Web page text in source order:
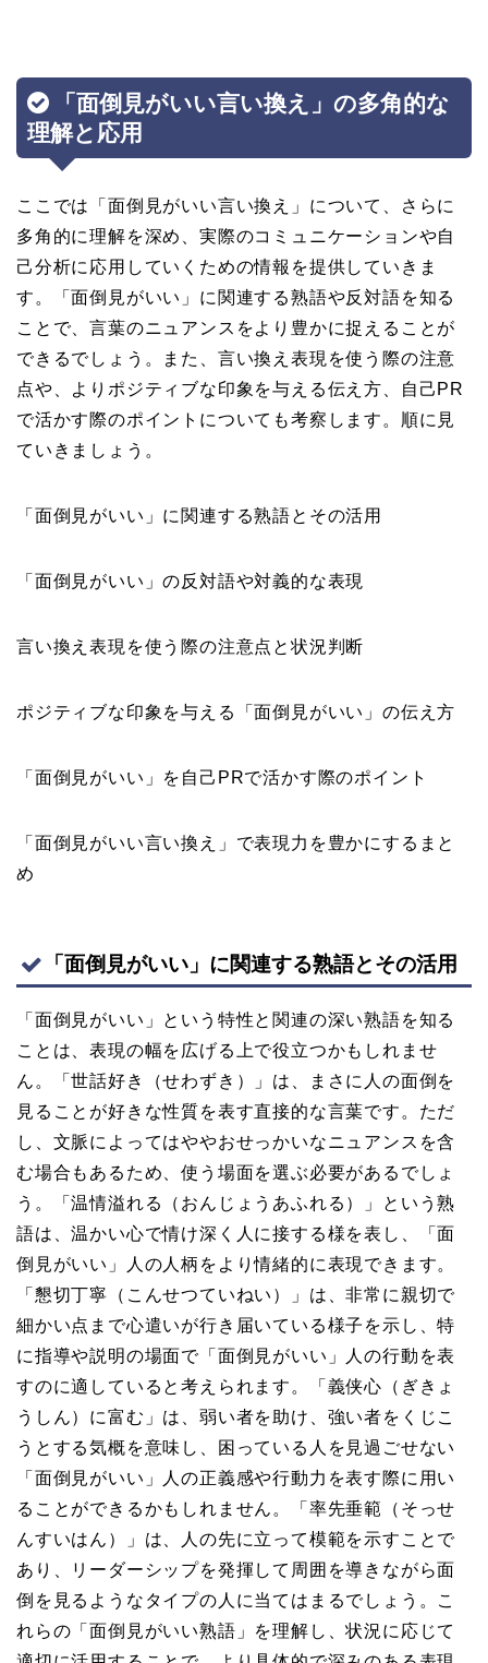
「面倒見がいい言い換え」の多角的な
理解と応用
ここでは「面倒見がいい言い換え」について、さらに
多角的に理解を深め、実際のコミュニケーションや自
己分析に応用していくための情報を提供していきま
す。「面倒見がいい」に関連する熟語や反対語を知る
ことで、言葉のニュアンスをより豊かに捉えることが
できるでしょう。また、言い換え表現を使う際の注意
点や、よりポジティブな印象を与える伝え方、自己PR
で活かす際のポイントについても考察します。順に見
ていきましょう。
「面倒見がいい」に関連する熟語とその活用
「面倒見がいい」の反対語や対義的な表現
言い換え表現を使う際の注意点と状況判断
ポジティブな印象を与える「面倒見がいい」の伝え方
「面倒見がいい」を自己PRで活かす際のポイント
「面倒見がいい言い換え」で表現力を豊かにするまと
め
「面倒見がいい」に関連する熟語とその活用
「面倒見がいい」という特性と関連の深い熟語を知る
ことは、表現の幅を広げる上で役立つかもしれませ
ん。「世話好き（せわずき）」は、まさに人の面倒を
見ることが好きな性質を表す直接的な言葉です。ただ
し、文脈によってはややおせっかいなニュアンスを含
む場合もあるため、使う場面を選ぶ必要があるでしょ
う。「温情溢れる（おんじょうあふれる）」という熟
語は、温かい心で情け深く人に接する様を表し、「面
倒見がいい」人の人柄をより情緒的に表現できます。
「懇切丁寧（こんせつていねい）」は、非常に親切で
細かい点まで心遣いが行き届いている様子を示し、特
に指導や説明の場面で「面倒見がいい」人の行動を表
すのに適していると考えられます。「義侠心（ぎきょ
うしん）に富む」は、弱い者を助け、強い者をくじこ
うとする気概を意味し、困っている人を見過ごせない
「面倒見がいい」人の正義感や行動力を表す際に用い
ることができるかもしれません。「率先垂範（そっせ
んすいはん）」は、人の先に立って模範を示すことで
あり、リーダーシップを発揮して周囲を導きながら面
倒を見るようなタイプの人に当てはまるでしょう。こ
れらの「面倒見がいい熟語」を理解し、状況に応じて